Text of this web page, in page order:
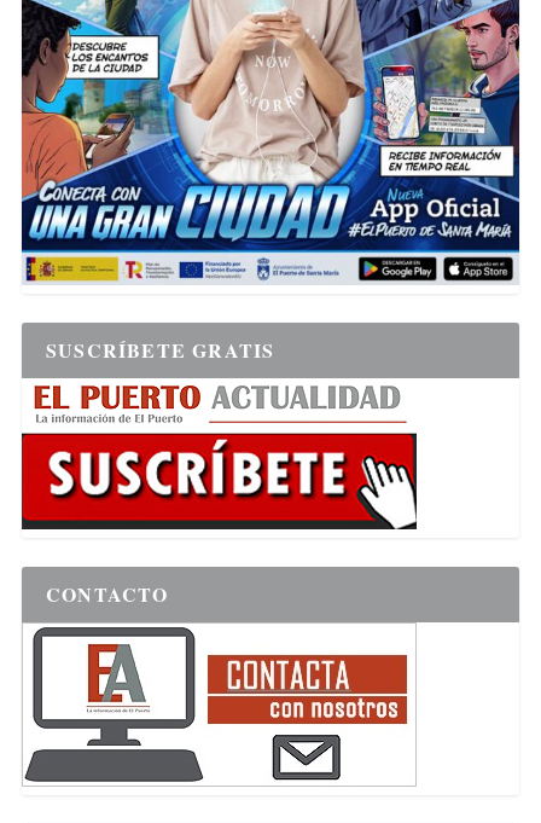
SUSCRÍBETE GRATIS
CONTACTO